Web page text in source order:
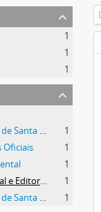
1
1
1
Imprensa Oficial do Estado de Santa Catarina
1
Oficiais
1
1
Diretoria da Imprensa Oficial e Editora de Santa Catarina
1
Imprensa Oficial do Estado de Santa Catarina S/A
1